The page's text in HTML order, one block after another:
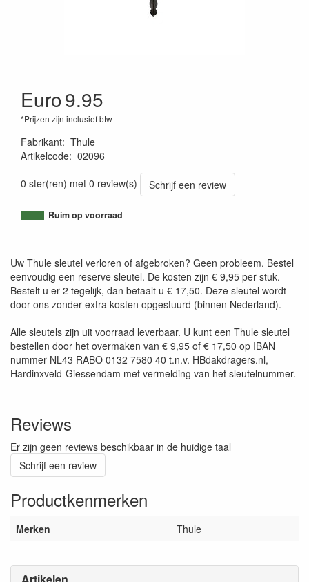
Euro9.95
*Prijzen zijn inclusief btw
Fabrikant: Thule
Artikelcode: 02096
0 ster(ren) met 0 review(s)
Schrijf een review
Ruim op voorraad
Uw Thule sleutel verloren of afgebroken? Geen probleem. Bestel
eenvoudig een reserve sleutel. De kosten zijn € 9,95 per stuk.
Bestelt u er 2 tegelijk, dan betaalt u € 17,50. Deze sleutel wordt
door ons zonder extra kosten opgestuurd (binnen Nederland).
Alle sleutels zijn uit voorraad leverbaar. U kunt een Thule sleutel
bestellen door het overmaken van € 9,95 of € 17,50 op IBAN
nummer NL43 RABO 0132 7580 40 t.n.v. HBdakdragers.nl,
Hardinxveld-Giessendam met vermelding van het sleutelnummer.
Reviews
Er zijn geen reviews beschikbaar in de huidige taal
Schrijf een review
Productkenmerken
Merken Thule